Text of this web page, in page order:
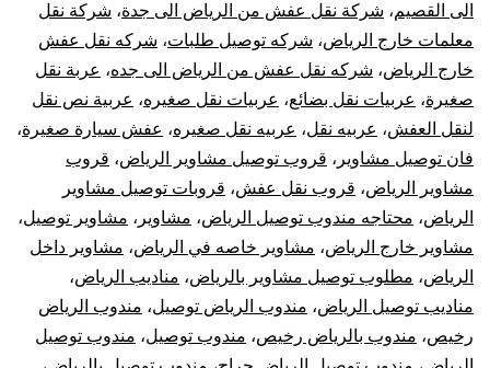
الى القصيم، شركة نقل عفش من الرياض الى جدة، شركة نقل
معلمات خارج الرياض، شركه توصيل طلبات، شركه نقل عفش
خارج الرياض، شركه نقل عفش من الرياض الى جده، عربة نقل
صغيرة، عربيات نقل بضائع، عربيات نقل صغيره، عربية نص نقل
لنقل العفش، عربيه نقل، عربيه نقل صغيره، عفش سيارة صغيرة،
فان توصيل مشاوير ، قروب توصيل مشاوير الرياض، قروب
مشاوير الرياض، قروب نقل عفش، قروبات توصيل مشاوير
الرياض، محتاجه مندوب توصيل الرياض، مشاوير ، مشاوير توصيل،
مشاوير خارج الرياض، مشاوير خاصه في الرياض، مشاوير داخل
الرياض، مطلوب توصيل مشاوير بالرياض، مناديب الرياض،
مناديب توصيل الرياض، مندوب الرياض توصيل، مندوب الرياض
رخيص، مندوب بالرياض رخيص، مندوب توصيل، مندوب توصيل